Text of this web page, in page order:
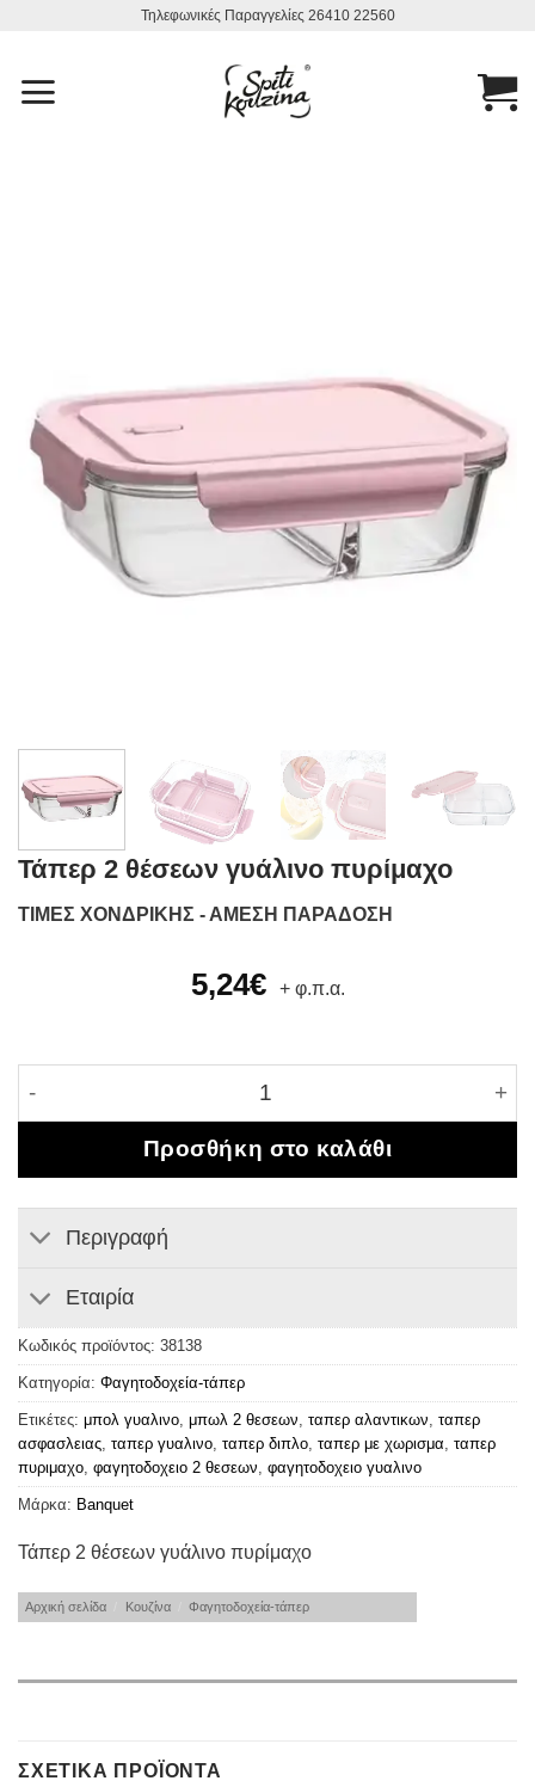
Τηλεφωνικές Παραγγελίες 26410 22560
Τάπερ 2 θέσεων γυάλινο πυρίμαχο
ΤΙΜΕΣ ΧΟΝΔΡΙΚΗΣ - ΑΜΕΣΗ ΠΑΡΑΔΟΣΗ
5,24€ + φ.π.α.
Προσθήκη στο καλάθι
Περιγραφή
Εταιρία
Κωδικός προϊόντος: 38138
Κατηγορία: Φαγητοδοχεία-τάπερ
Ετικέτες: μπολ γυαλινο μπωλ 2 θεσεων ταπερ αλαντικων ταπερ
ασφασλειας ταπερ γυαλινο ταπερ διπλο ταπερ με χωρισμα ταπερ
πυριμαχο φαγητοδοχειο 2 θεσεων φαγητοδοχειο γυαλινο
Μάρκα: Banquet
Τάπερ 2 θέσεων γυάλινο πυρίμαχο
Αρχική σελίδα Κουζίνα Φαγητοδοχεία-τάπερ
ΣΧΕΤΙΚΆ ΠΡΟΪΌΝΤΑ